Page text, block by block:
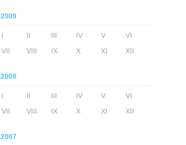
2009
I II III IV V
VI
VII
VIII IX X XI XII
2008
I II III IV V
VI
VII
VIII IX X XI XII
2007